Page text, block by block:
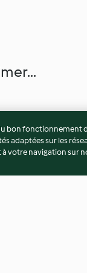
bon
adaptées sur les
votre navigation sur